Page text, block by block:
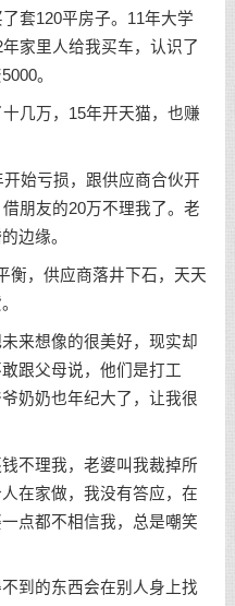
套120平房子。11年大学
家里人给我买车，认识了
。
十几万，15年开天猫，也赚
始亏损，跟供应商合伙开
朋友的20万不理我了。老
边缘。
，供应商落井下石，天天
想像的很美好，现实却
跟父母说，他们是打工
奶奶也年纪大了，让我很
理我，老婆叫我裁掉所
在家做，我没有答应，在
点都不相信我，总是嘲笑
到的东西会在别人身上找